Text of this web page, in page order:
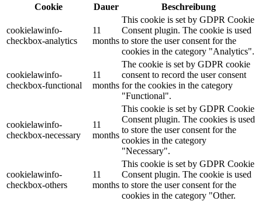
Cookie
Dauer Beschreibung
cookielawinfo-
checkbox-analytics
11
months
This cookie is set by GDPR Cookie
Consent plugin. The cookie is used
to store the user consent for the
cookies in the category "Analytics".
cookielawinfo-
checkbox-functional
11
months
The cookie is set by GDPR cookie
consent to record the user consent
for the cookies in the category
"Functional".
cookielawinfo-
checkbox-necessary
11
months
This cookie is set by GDPR Cookie
Consent plugin. The cookies is used
to store the user consent for the
cookies in the category
"Necessary".
cookielawinfo-
checkbox-others
11
months
This cookie is set by GDPR Cookie
Consent plugin. The cookie is used
to store the user consent for the
cookies in the category "Other.